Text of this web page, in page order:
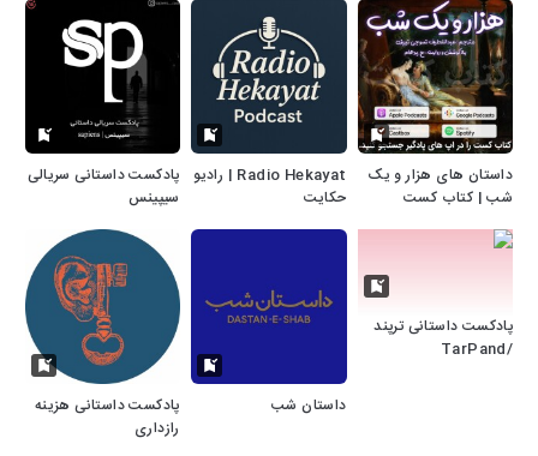
داستان های هزار و یک
شب | کتاب کست
Radio Hekayat | رادیو
حکایت
پادکست داستانی سریالی
سیپینس
پادکست داستانی ترپند
/TarPand
داستان شب
پادکست داستانی هزینه
رازداری